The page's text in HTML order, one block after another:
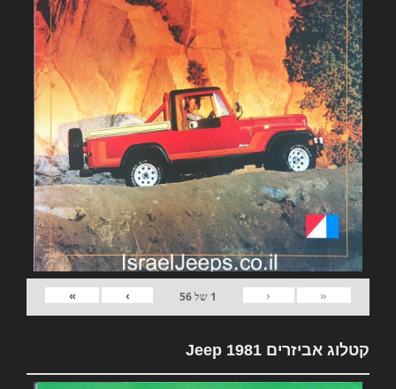
«
‹
1 של56
›
»
קטלוג אביזרים 1981 Jeep